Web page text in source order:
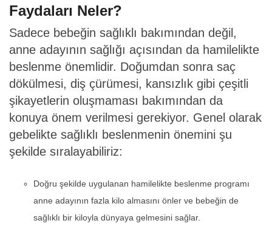
Faydaları Neler?
Sadece bebeğin sağlıklı bakımından değil,
anne adayının sağlığı açısından da hamilelikte
beslenme önemlidir. Doğumdan sonra saç
dökülmesi, diş çürümesi, kansızlık gibi çeşitli
şikayetlerin oluşmaması bakımından da
konuya önem verilmesi gerekiyor. Genel olarak
gebelikte sağlıklı beslenmenin önemini şu
şekilde sıralayabiliriz:
Doğru şekilde uygulanan hamilelikte beslenme programı
anne adayının fazla kilo almasını önler ve bebeğin de
sağlıklı bir kiloyla dünyaya gelmesini sağlar.